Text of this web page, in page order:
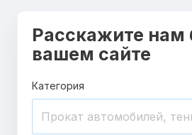
Расскажите нам
вашем сайте
Категория